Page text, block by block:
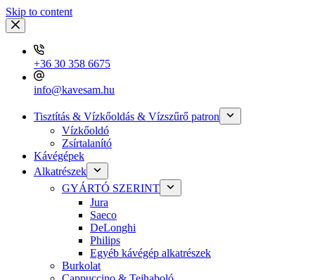
Skip to content
+36 30 358 6675
info@kavesam.hu
Tisztítás & Vízkőoldás & Vízszűrő patron
Vízkőoldó
Zsírtalanító
Kávégépek
Alkatrészek
GYÁRTÓ SZERINT
Jura
Saeco
DeLonghi
Philips
Egyéb kávégép alkatrészek
Burkolat